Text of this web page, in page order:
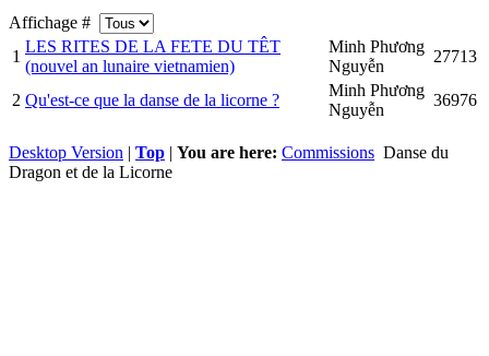
Affichage #
1
LES RITES DE LA FETE DU TÊT
(nouvel an lunaire vietnamien)
Minh Phương
Nguyễn
27713
2 Qu'est-ce que la danse de la licorne ?
Minh Phương
Nguyễn
36976
Desktop Version | Top | You are here: Commissions Danse du
Dragon et de la Licorne